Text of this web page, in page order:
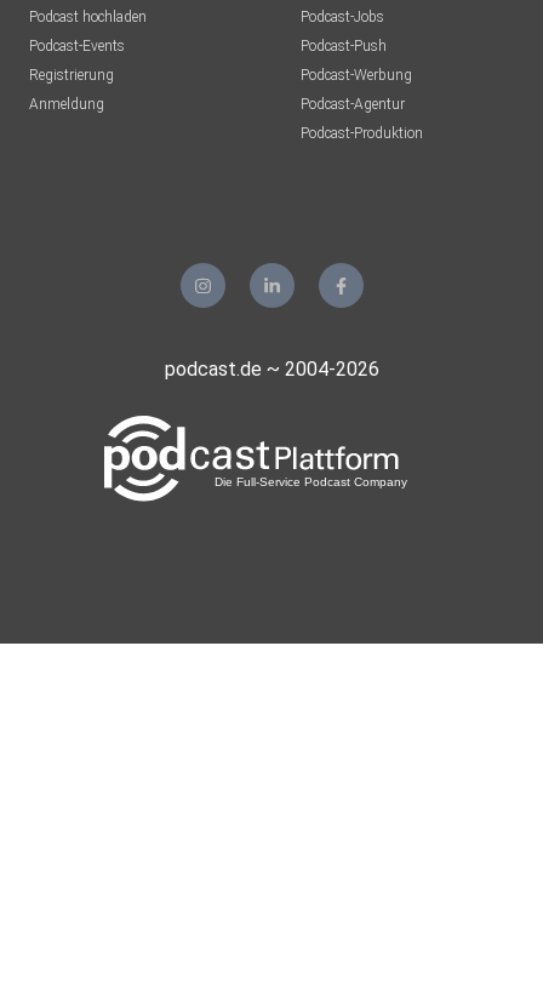
Podcast hochladen
Podcast-Events
Registrierung
Anmeldung
Podcast-Jobs
Podcast-Push
Podcast-Werbung
Podcast-Agentur
Podcast-Produktion
podcast.de ~ 2004-2026